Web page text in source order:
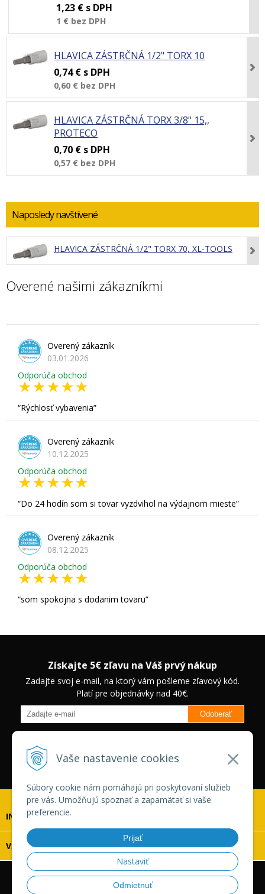
Vaše nastavenie cookies
Súbory cookie nám pomáhajú pri poskytovaní služieb
pre vás. Umožňujú spoznať a zapamätať si vaše
preferencie.
Prijať
Nastaviť
Odmietnuť
1,23 € s DPH
1 € bez DPH
HLAVICA ZÁSTRČNÁ 1/2" TORX 10
0,74 € s DPH
0,60 € bez DPH
HLAVICA ZÁSTRČNÁ TORX 3/8" 15,,
PROTECO
0,70 € s DPH
0,57 € bez DPH
Naposledy navštívené
HLAVICA ZÁSTRČNÁ 1/2" TORX 70, XL-TOOLS
Overené našimi zákazníkmi
Overený zákazník
03.01.2026
Odporúča obchod
Rýchlosť vybavenia
Overený zákazník
10.12.2025
Odporúča obchod
Do 24 hodín som si tovar vyzdvihol na výdajnom mieste
Overený zákazník
08.12.2025
Odporúča obchod
som spokojna s dodanim tovaru
Získajte 5€ zľavu na Váš prvý nákup
Zadajte svoj e-mail, na ktorý vám pošleme zľavový kód.
Platí pre objednávky nad 40€.
Odoberať
zľavách na vybrané produkty.
Neplatí pre Veľkoobchodných
zákazníkov.
INFOLINKA
VŠETKO O NÁKUPE
© 2026 Vaskonaradie.sk •tvorba eshopu cez UNIobchod